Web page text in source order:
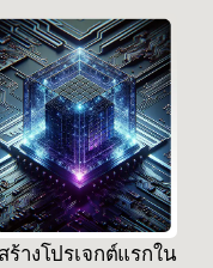
างโปรเจกต์แรกใน